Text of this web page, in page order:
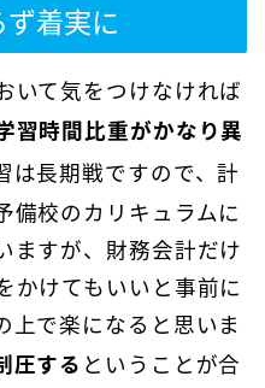
着実に
いて気をつけなければ
習時間比重がかなり異
は長期戦ですので、計
備校のカリキュラムに
ますが、財務会計だけ
かけてもいいと事前に
上で楽になると思いま
圧する ということが合